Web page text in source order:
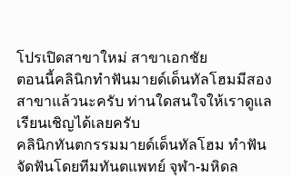
โปรเปิดสาขาใหม่ สาขาเอกชัย
ตอนนี้คลินิกทำฟันมายด์เด็นทัลโฮมมีสอง
สาขาแล้วนะครับ ท่านใดสนใจให้เราดูแล
เรียนเชิญได้เลยครับ
คลินิกทันตกรรมมายด์เด็นทัลโฮม ทำฟัน
จัดฟันโดยทีมทันตแพทย์ จุฬา-มหิดล